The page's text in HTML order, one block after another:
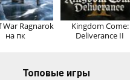
War Ragnarok
на пк
Kingdom Come:
Deliverance II
Топовые игры